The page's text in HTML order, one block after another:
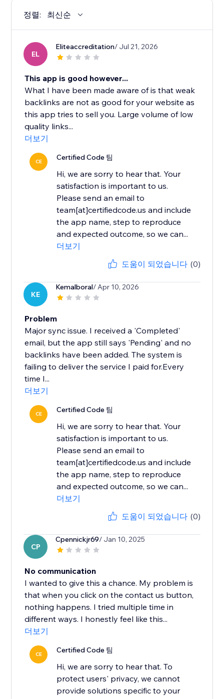
정렬: 최신순
EL
Eliteaccreditation/ Jul 21, 2026
This app is good however...
What I have been made aware of is that weak
backlinks are not as good for your website as
this app tries to sell you. Large volume of low
quality links...
더보기
CE Certified Code 팀
Hi, we are sorry to hear that. Your
satisfaction is important to us.
Please send an email to
team[at]certifiedcode.us and include
the app name, step to reproduce
and expected outcome, so we can...
더보기
도움이 되었습니다 (0)
KE
Kemalboral/ Apr 10, 2026
Problem
Major sync issue. I received a 'Completed'
email, but the app still says 'Pending' and no
backlinks have been added. The system is
failing to deliver the service I paid for.Every
time I...
더보기
CE Certified Code 팀
Hi, we are sorry to hear that. Your
satisfaction is important to us.
Please send an email to
team[at]certifiedcode.us and include
the app name, step to reproduce
and expected outcome, so we can...
더보기
도움이 되었습니다 (0)
CP
Cpennickjr69/ Jan 10, 2025
No communication
I wanted to give this a chance. My problem is
that when you click on the contact us button,
nothing happens. I tried multiple time in
different ways. I honestly feel like this...
더보기
CE Certified Code 팀
Hi, we are sorry to hear that. To
protect users' privacy, we cannot
provide solutions specific to your